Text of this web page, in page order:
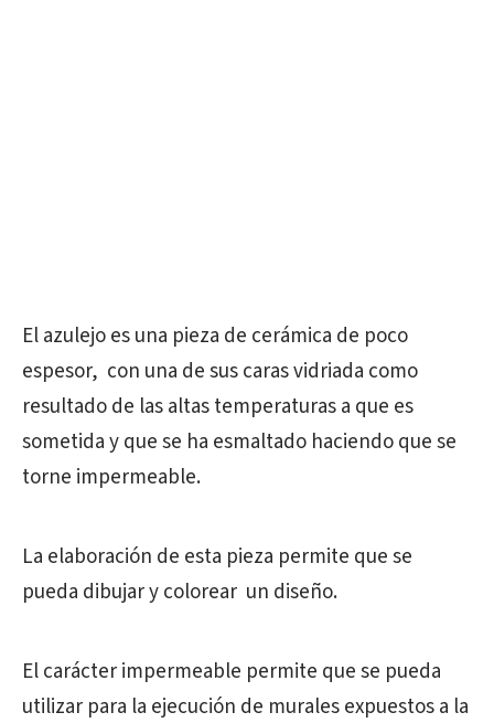
El azulejo es una pieza de cerámica de poco
espesor, con una de sus caras vidriada como
resultado de las altas temperaturas a que es
sometida y que se ha esmaltado haciendo que se
torne impermeable.
La elaboración de esta pieza permite que se
pueda dibujar y colorear un diseño.
El carácter impermeable permite que se pueda
utilizar para la ejecución de murales expuestos a la